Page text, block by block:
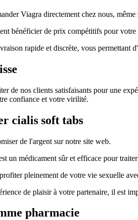
Viagra directement chez nous,
bénéficier de prix compétitifs pour votre
rapide et discrète, vous permettant
de nos clients satisfaisants pour une
confiance et votre virilité.
cialis soft tabs
de l'argent sur notre site web.
un médicament sûr et efficace pour
pleinement de votre vie sexuelle
de plaisir à votre partenaire, il est
pharmacie